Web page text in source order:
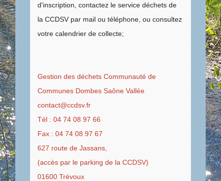
d'inscription, contactez le service déchets de
la CCDSV par mail ou téléphone, ou consultez
votre calendrier de collecte;
Gestion des déchets Communauté de
Communes Dombes Saône Vallée
contact@ccdsv.fr
Tél : 04 74 08 97 66
Fax : 04 74 08 97 67
627 route de Jassans,
(accès par le parking de la CCDSV)
01600 Trévoux